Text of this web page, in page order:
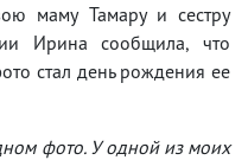
маму Тамару и сестру
Ирина сообщила, что
стал день рождения ее
фото. У одной из моих